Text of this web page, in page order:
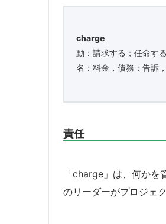
charge
動：請求する；任命す
名：料金，債務；告訴
責任
「charge」は、何か
のリーダーがプロジェ